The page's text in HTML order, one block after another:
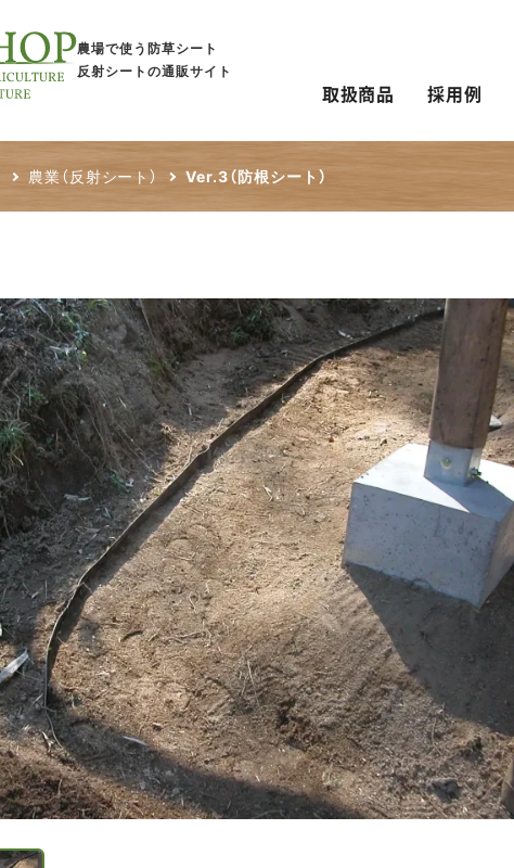
農場で使う防草シート
反射シートの通販サイト
取扱商品 採用例
農業（反射シート） Ver.3（防根シート）